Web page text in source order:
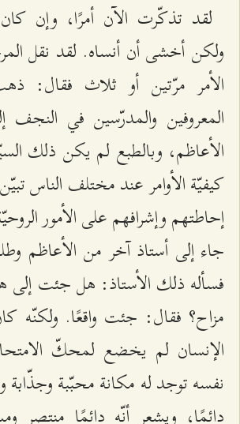
لقد تذكّرت الآن أمرًا، وإن
ولكن أخشى أن أنساه. لقد نقل
الأمر مرّتين أو ثلاث فقال:
المعروفين والمدرّسين في
الأعاظم، وبالطبع لم يكن ذلك
كيفيّة الأوامر عند مختلف الناس
إحاطتهم وإشرافهم على الأمور
جاء إلى أستاذ آخر من الأعاظم
فسأله ذلك الأستاذ: هل جئت إلى
مزاح؟ فقال: جئت واقعًا. ولكنّه
الإنسان لم يخضع لمحكّ
نفسه توجد له مكانة محبّبة وجذّابة
دائمًا، ويشعر أنّه دائمًا منتصر